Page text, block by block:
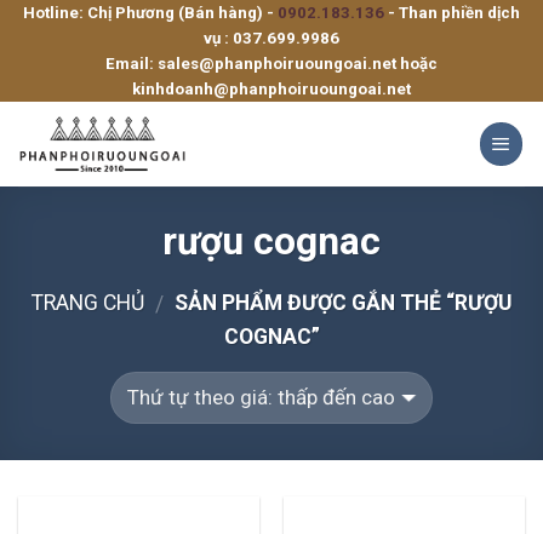
SkipHotline: Chị Phương (Bán hàng) - 0902.183.136 - Than phiền dịch
vụ : 037.699.9986
Email: sales@phanphoiruoungoai.net hoặc
kinhdoanh@phanphoiruoungoai.net
rượu cognac
TRANG CHỦ / SẢN PHẨM ĐƯỢC GẮN THẺ “RƯỢU
COGNAC”